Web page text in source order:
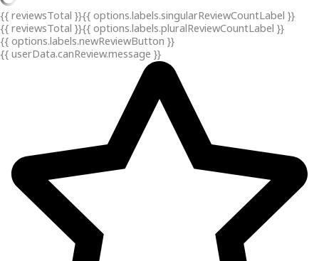
{{ reviewsTotal }}{{ options.labels.singularReviewCountLabel }}
{{ reviewsTotal }}{{ options.labels.pluralReviewCountLabel }}
{{ options.labels.newReviewButton }}
{{ userData.canReview.message }}